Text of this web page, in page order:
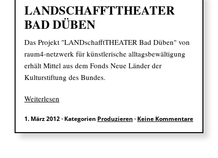
Suchen
nach:
LANDSCHAFFTTHEATER
BAD DÜBEN
Das Projekt "LANDschafftTHEATER Bad Düben" von
raum4-netzwerk für künstlerische alltagsbewältigung
erhält Mittel aus dem Fonds Neue Länder der
Kulturstiftung des Bundes.
Weiterlesen
1. März 2012· Kategorien Produzieren · Keine Kommentare